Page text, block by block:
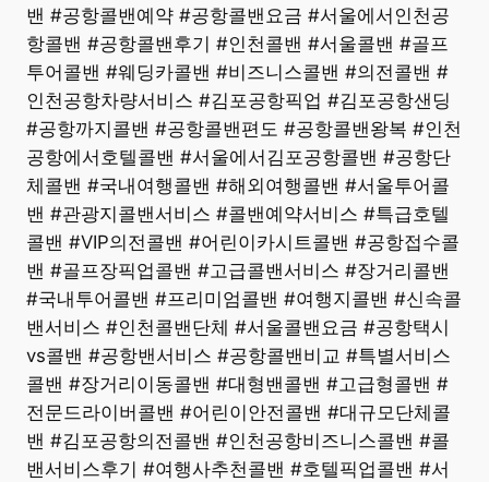
밴 #공항콜밴예약 #공항콜밴요금 #서울에서인천공
항콜밴 #공항콜밴후기 #인천콜밴 #서울콜밴 #골프
투어콜밴 #웨딩카콜밴 #비즈니스콜밴 #의전콜밴 #
인천공항차량서비스 #김포공항픽업 #김포공항샌딩
#공항까지콜밴 #공항콜밴편도 #공항콜밴왕복 #인천
공항에서호텔콜밴 #서울에서김포공항콜밴 #공항단
체콜밴 #국내여행콜밴 #해외여행콜밴 #서울투어콜
밴 #관광지콜밴서비스 #콜밴예약서비스 #특급호텔
콜밴 #VIP의전콜밴 #어린이카시트콜밴 #공항접수콜
밴 #골프장픽업콜밴 #고급콜밴서비스 #장거리콜밴
#국내투어콜밴 #프리미엄콜밴 #여행지콜밴 #신속콜
밴서비스 #인천콜밴단체 #서울콜밴요금 #공항택시
vs콜밴 #공항밴서비스 #공항콜밴비교 #특별서비스
콜밴 #장거리이동콜밴 #대형밴콜밴 #고급형콜밴 #
전문드라이버콜밴 #어린이안전콜밴 #대규모단체콜
밴 #김포공항의전콜밴 #인천공항비즈니스콜밴 #콜
밴서비스후기 #여행사추천콜밴 #호텔픽업콜밴 #서